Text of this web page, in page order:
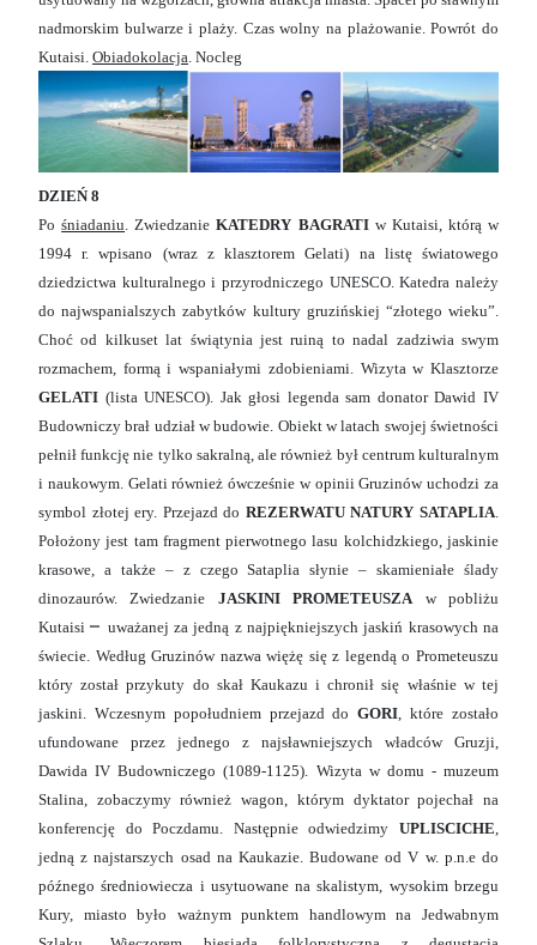
nadmorskim bulwarze i plaży. Czas wolny na plażowanie. Powrót do
Kutaisi. Obiadokolacja . Nocleg
DZIEŃ 8
Pośniadaniu. ZwiedzanieKATEDRY BAGRATIw Kutaisi, którą w
1994 r. wpisano (wraz z klasztorem Gelati) na listę światowego
dziedzictwa kulturalnego i przyrodniczego UNESCO. Katedra należy
do najwspanialszych zabytków kultury gruzińskiej “złotego wieku”.
Choć od kilkuset lat świątynia jest ruiną to nadal zadziwia swym
rozmachem, formą i wspaniałymi zdobieniami. Wizyta w Klasztorze
GELATI (lista UNESCO). Jak głosi legenda sam donator Dawid IV
Budowniczy brał udział w budowie. Obiekt w latach swojej świetności
pełnił funkcję nie tylko sakralną, ale również był centrum kulturalnym
i naukowym. Gelati również ówcześnie w opinii Gruzinów uchodzi za
symbol złotej ery. Przejazd do REZERWATU NATURY SATAPLIA.
Położony jest tam fragment pierwotnego lasu kolchidzkiego, jaskinie
krasowe, a także – z czego Sataplia słynie – skamieniałe ślady
dinozaurów. Zwiedzanie JASKINI PROMETEUSZAw pobliżu
Kutaisi– uważanej za jedną z najpiękniejszych jaskiń krasowych na
świecie. Według Gruzinów nazwa więżę się z legendą o Prometeuszu
który został przykuty do skał Kaukazu i chronił się właśnie w tej
jaskini. Wczesnym popołudniem przejazd doGORI, które zostało
ufundowane przez jednego z najsławniejszych władców Gruzji,
Dawida IV Budowniczego (1089-1125). Wizyta w domu - muzeum
Stalina, zobaczymy również wagon, którym dyktator pojechał na
konferencję do Poczdamu. Następnie odwiedzimy UPLISCICHE,
jedną z najstarszych osad na Kaukazie. Budowane od V w. p.n.e do
późnego średniowiecza i usytuowane na skalistym, wysokim brzegu
Kury, miasto było ważnym punktem handlowym na Jedwabnym